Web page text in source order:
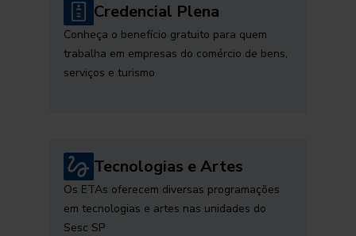
Credencial Plena
Conheça o benefício gratuito para quem
trabalha em empresas do comércio de bens,
serviços e turismo
Tecnologias e Artes
Os ETAs oferecem diversas programações
em tecnologias e artes nas unidades do
Sesc SP